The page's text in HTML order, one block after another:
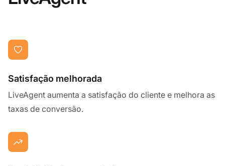
Satisfação melhorada
LiveAgent aumenta a satisfação do cliente e melhora as
taxas de conversão.